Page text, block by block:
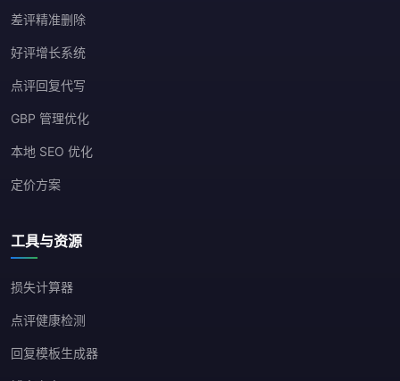
差评精准删除
好评增长系统
点评回复代写
GBP 管理优化
本地 SEO 优化
定价方案
工具与资源
损失计算器
点评健康检测
回复模板生成器